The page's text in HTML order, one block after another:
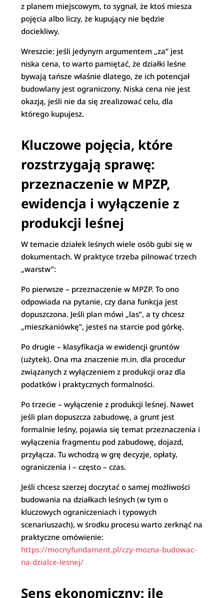
z planem miejscowym, to sygnał, że ktoś miesza
pojęcia albo liczy, że kupujący nie będzie
dociekliwy.
Wreszcie: jeśli jedynym argumentem „za” jest
niska cena, to warto pamiętać, że działki leśne
bywają tańsze właśnie dlatego, że ich potencjał
budowlany jest ograniczony. Niska cena nie jest
okazją, jeśli nie da się zrealizować celu, dla
którego kupujesz.
Kluczowe pojęcia, które
rozstrzygają sprawę:
przeznaczenie w MPZP,
ewidencja i wyłączenie z
produkcji leśnej
W temacie działek leśnych wiele osób gubi się w
dokumentach. W praktyce trzeba pilnować trzech
„warstw”:
Po pierwsze – przeznaczenie w MPZP. To ono
odpowiada na pytanie, czy dana funkcja jest
dopuszczona. Jeśli plan mówi „las”, a ty chcesz
„mieszkaniówkę”, jesteś na starcie pod górkę.
Po drugie – klasyfikacja w ewidencji gruntów
(użytek). Ona ma znaczenie m.in. dla procedur
związanych z wyłączeniem z produkcji oraz dla
podatków i praktycznych formalności.
Po trzecie – wyłączenie z produkcji leśnej. Nawet
jeśli plan dopuszcza zabudowę, a grunt jest
formalnie leśny, pojawia się temat przeznaczenia i
wyłączenia fragmentu pod zabudowę, dojazd,
przyłącza. Tu wchodzą w grę decyzje, opłaty,
ograniczenia i – często – czas.
Jeśli chcesz szerzej doczytać o samej możliwości
budowania na działkach leśnych (w tym o
kluczowych ograniczeniach i typowych
scenariuszach), w środku procesu warto zerknąć na
praktyczne omówienie:
https://mocnyfundament.pl/czy-mozna-budowac-
na-dzialce-lesnej/
Sens ekonomiczny: ile